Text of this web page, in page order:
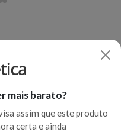
mais barato?
assim que este produto
certa e ainda